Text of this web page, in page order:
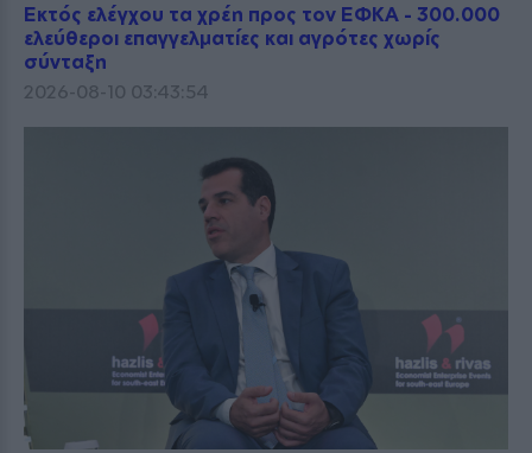
Εκτός ελέγχου τα χρέη προς τον ΕΦΚΑ - 300.000
ελεύθεροι επαγγελματίες και αγρότες χωρίς
σύνταξη
2026-08-10 03:43:54